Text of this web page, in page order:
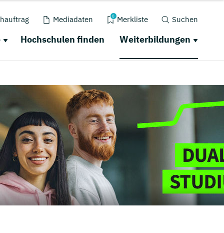
Mediadaten 0 Merkliste Suchen
Hochschulen finden Weiterbildungen